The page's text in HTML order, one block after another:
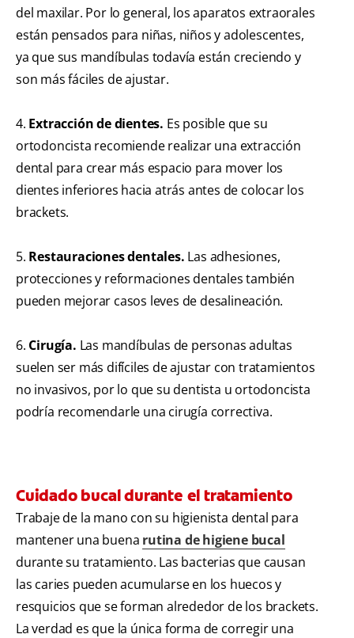
del maxilar. Por lo general, los aparatos extraorales
están pensados para niñas, niños y adolescentes,
ya que sus mandíbulas todavía están creciendo y
son más fáciles de ajustar.
4. Extracción de dientes. Es posible que su
ortodoncista recomiende realizar una extracción
dental para crear más espacio para mover los
dientes inferiores hacia atrás antes de colocar los
brackets.
5. Restauraciones dentales. Las adhesiones,
protecciones y reformaciones dentales también
pueden mejorar casos leves de desalineación.
6. Cirugía. Las mandíbulas de personas adultas
suelen ser más difíciles de ajustar con tratamientos
no invasivos, por lo que su dentista u ortodoncista
podría recomendarle una cirugía correctiva.
Cuidado bucal durante el tratamiento
Trabaje de la mano con su higienista dental para
mantener una buena rutina de higiene bucal
durante su tratamiento. Las bacterias que causan
las caries pueden acumularse en los huecos y
resquicios que se forman alrededor de los brackets.
La verdad es que la única forma de corregir una